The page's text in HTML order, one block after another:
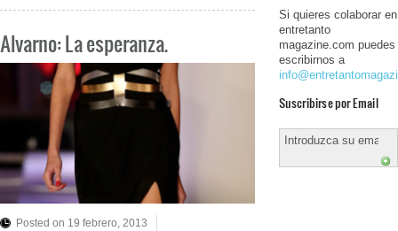
Alvarno: La esperanza.
Posted on 19 febrero, 2013
Si quieres colaborar en
entretanto
magazine.com puedes
escribirnos a
Suscribirse por Email